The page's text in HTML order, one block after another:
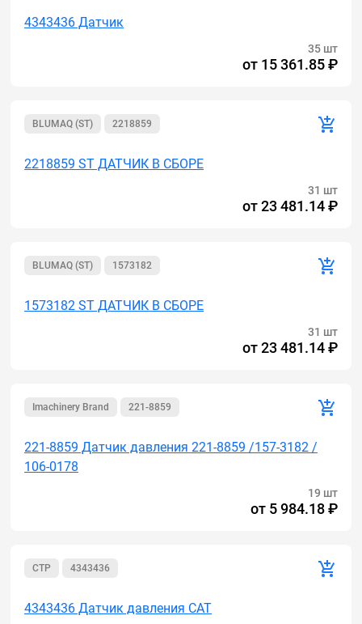
4343436 Датчик
35 шт
от 15 361.85 ₽
BLUMAQ (ST) 2218859
2218859 ST ДАТЧИК В СБОРЕ
31 шт
от23 481.14 ₽
BLUMAQ (ST) 1573182
1573182 ST ДАТЧИК В СБОРЕ
31 шт
от23 481.14 ₽
Imachinery Brand 221-8859
221-8859 Датчик давления 221-8859 /157-3182 /
106-0178
19 шт
от 5 984.18 ₽
CTP 4343436
4343436 Датчик давления CAT